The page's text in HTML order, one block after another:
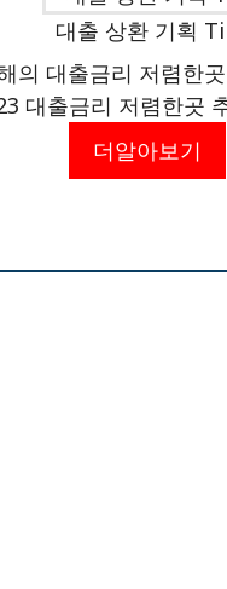
대출 상환 기획
의 대출금리 저렴한
대출금리 저렴한곳
더알아보기